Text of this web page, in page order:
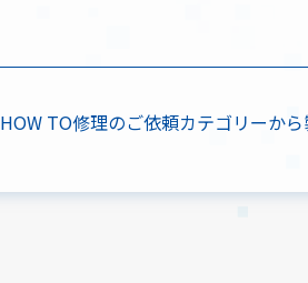
HOW TO修理のご依頼カテゴリーか